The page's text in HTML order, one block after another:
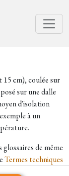
cm), coulée sur
sur une dalle
d'isolation
à un
glossaires de même
Termes techniques